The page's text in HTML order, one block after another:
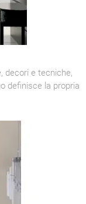
decori e tecniche,
definisce la propria